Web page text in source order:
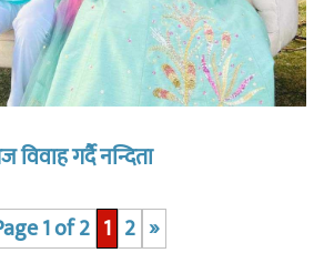
विवाह गर्दै नन्दिता
1 of 2 1 2 »